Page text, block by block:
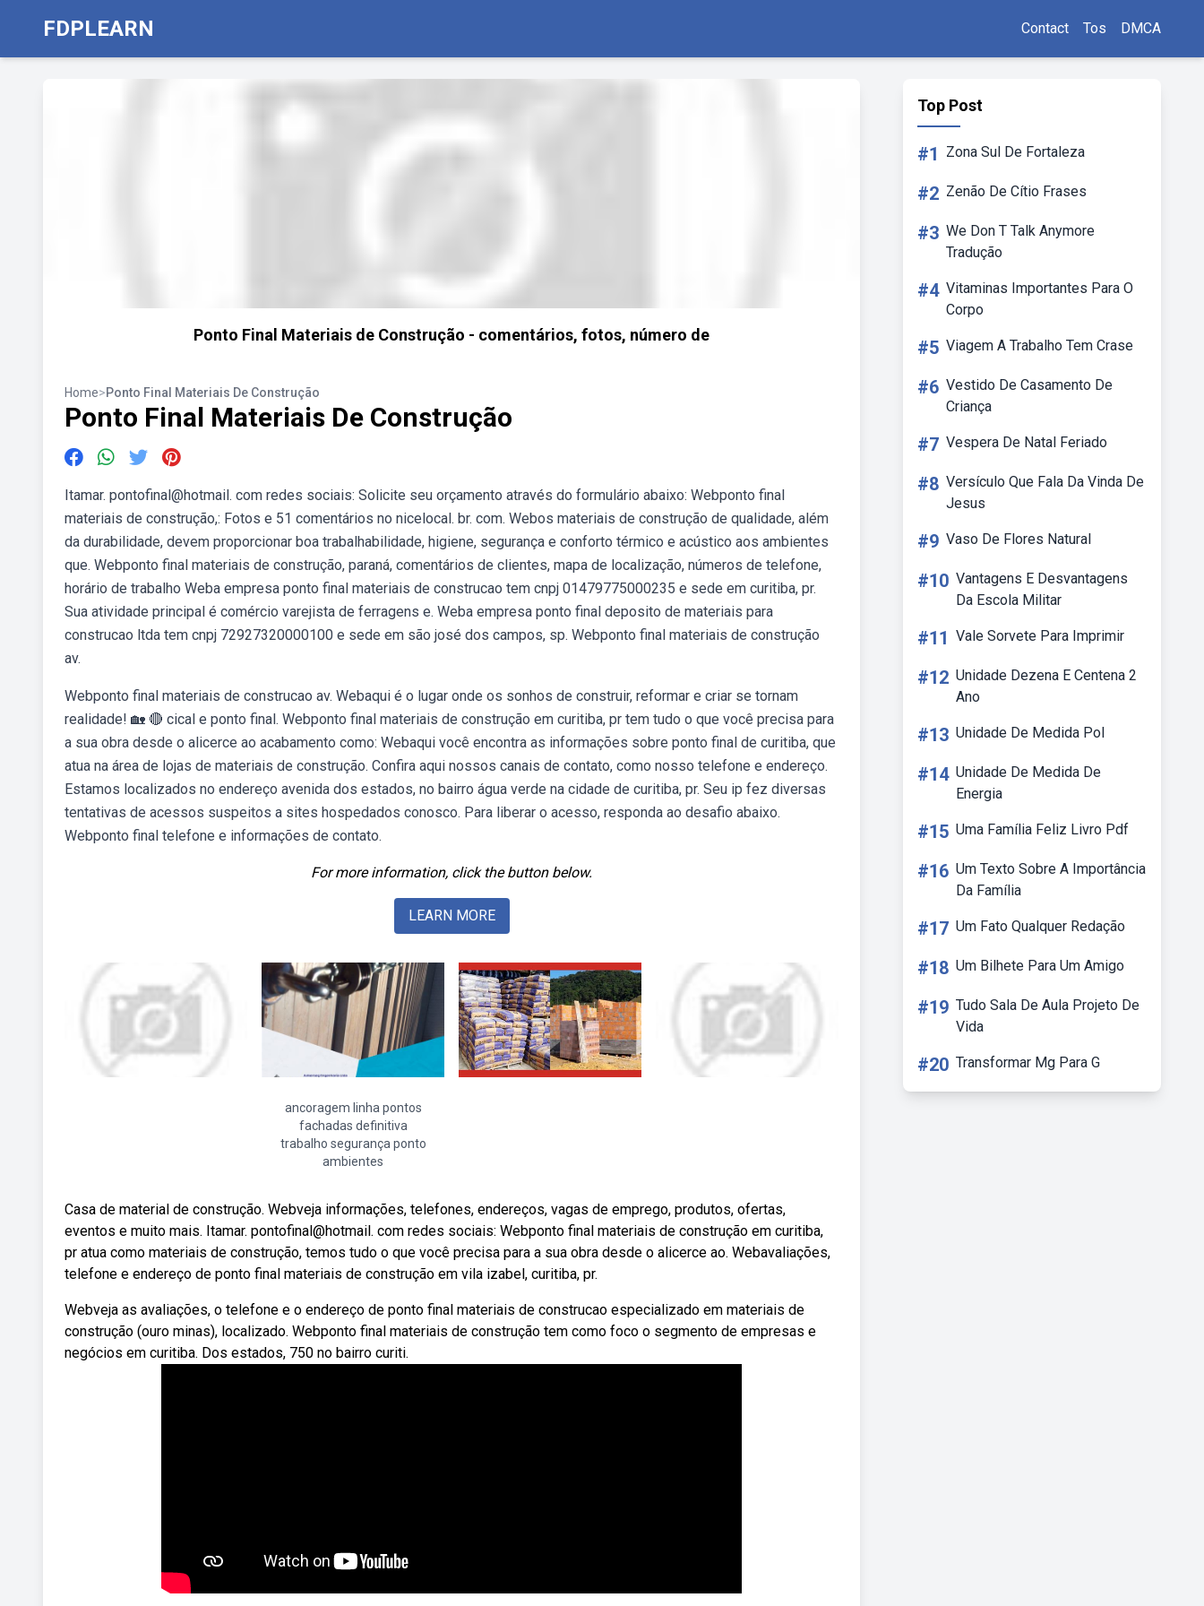
FDPLEARN Contact Tos DMCA
Ponto Final Materiais de Construção - comentários, fotos, número de
Home>Ponto Final Materiais De Construção
Ponto Final Materiais De Construção
Itamar. pontofinal@hotmail. com redes sociais: Solicite seu orçamento através do formulário abaixo: Webponto final
materiais de construção,: Fotos e 51 comentários no nicelocal. br. com. Webos materiais de construção de qualidade, além
da durabilidade, devem proporcionar boa trabalhabilidade, higiene, segurança e conforto térmico e acústico aos ambientes
que. Webponto final materiais de construção, paraná, comentários de clientes, mapa de localização, números de telefone,
horário de trabalho Weba empresa ponto final materiais de construcao tem cnpj 01479775000235 e sede em curitiba, pr.
Sua atividade principal é comércio varejista de ferragens e. Weba empresa ponto final deposito de materiais para
construcao ltda tem cnpj 72927320000100 e sede em são josé dos campos, sp. Webponto final materiais de construção
av.
Webponto final materiais de construcao av. Webaqui é o lugar onde os sonhos de construir, reformar e criar se tornam
realidade! 🏡 🔴 cical e ponto final. Webponto final materiais de construção em curitiba, pr tem tudo o que você precisa para
a sua obra desde o alicerce ao acabamento como: Webaqui você encontra as informações sobre ponto final de curitiba, que
atua na área de lojas de materiais de construção. Confira aqui nossos canais de contato, como nosso telefone e endereço.
Estamos localizados no endereço avenida dos estados, no bairro água verde na cidade de curitiba, pr. Seu ip fez diversas
tentativas de acessos suspeitos a sites hospedados conosco. Para liberar o acesso, responda ao desafio abaixo.
Webponto final telefone e informações de contato.
For more information, click the button below.
LEARN MORE
ancoragem linha pontos
fachadas definitiva
trabalho segurança ponto
ambientes
Casa de material de construção. Webveja informações, telefones, endereços, vagas de emprego, produtos, ofertas,
eventos e muito mais. Itamar. pontofinal@hotmail. com redes sociais: Webponto final materiais de construção em curitiba,
pr atua como materiais de construção, temos tudo o que você precisa para a sua obra desde o alicerce ao. Webavaliações,
telefone e endereço de ponto final materiais de construção em vila izabel, curitiba, pr.
Webveja as avaliações, o telefone e o endereço de ponto final materiais de construcao especializado em materiais de
construção (ouro minas), localizado. Webponto final materiais de construção tem como foco o segmento de empresas e
negócios em curitiba. Dos estados, 750 no bairro curiti.
Top Post
#1 Zona Sul De Fortaleza
#2 Zenão De Cítio Frases
#3 We Don T Talk Anymore
Tradução
#4 Vitaminas Importantes Para O
Corpo
#5 Viagem A Trabalho Tem Crase
#6 Vestido De Casamento De
Criança
#7 Vespera De Natal Feriado
#8 Versículo Que Fala Da Vinda De
Jesus
#9 Vaso De Flores Natural
#10 Vantagens E Desvantagens
Da Escola Militar
#11 Vale Sorvete Para Imprimir
#12 Unidade Dezena E Centena 2
Ano
#13 Unidade De Medida Pol
#14 Unidade De Medida De
Energia
#15 Uma Família Feliz Livro Pdf
#16 Um Texto Sobre A Importância
Da Família
#17 Um Fato Qualquer Redação
#18 Um Bilhete Para Um Amigo
#19 Tudo Sala De Aula Projeto De
Vida
#20 Transformar Mg Para G